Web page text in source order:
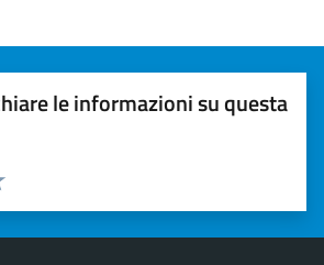
le informazioni su questa
5 stelle su 5
stelle su 5
su 5
5